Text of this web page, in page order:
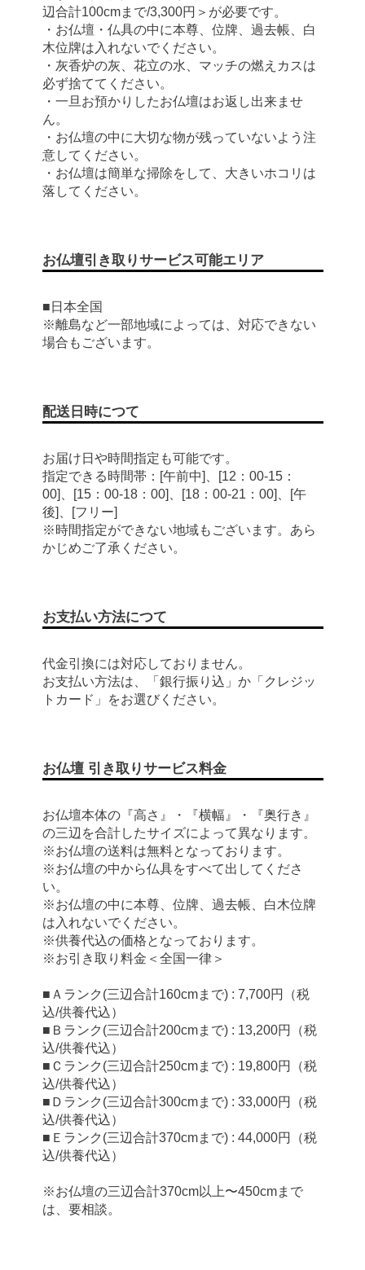
辺合計100cmまで/3,300円＞が必要です。
・お仏壇・仏具の中に本尊、位牌、過去帳、白
木位牌は入れないでください。
・灰香炉の灰、花立の水、マッチの燃えカスは
必ず捨ててください。
・一旦お預かりしたお仏壇はお返し出来ませ
ん。
・お仏壇の中に大切な物が残っていないよう注
意してください。
・お仏壇は簡単な掃除をして、大きいホコリは
落してください。
お仏壇引き取りサービス可能エリア
■日本全国
※離島など一部地域によっては、対応できない
場合もございます。
配送日時につて
お届け日や時間指定も可能です。
指定できる時間帯：[午前中]、[12：00-15：
00]、[15：00-18：00]、[18：00-21：00]、[午
後]、[フリー]
※時間指定ができない地域もございます。あら
かじめご了承ください。
お支払い方法につて
代金引換には対応しておりません。
お支払い方法は、「銀行振り込」か「クレジッ
トカード」をお選びください。
お仏壇 引き取りサービス料金
お仏壇本体の『高さ』・『横幅』・『奥行き』
の三辺を合計したサイズによって異なります。
※お仏壇の送料は無料となっております。
※お仏壇の中から仏具をすべて出してくださ
い。
※お仏壇の中に本尊、位牌、過去帳、白木位牌
は入れないでください。
※供養代込の価格となっております。
※お引き取り料金＜全国一律＞
■Ａランク(三辺合計160cmまで) : 7,700円（税
込/供養代込）
■Ｂランク(三辺合計200cmまで) : 13,200円（税
込/供養代込）
■Ｃランク(三辺合計250cmまで) : 19,800円（税
込/供養代込）
■Ｄランク(三辺合計300cmまで) : 33,000円（税
込/供養代込）
■Ｅランク(三辺合計370cmまで) : 44,000円（税
込/供養代込）
※お仏壇の三辺合計370cm以上〜450cmまで
は、要相談。